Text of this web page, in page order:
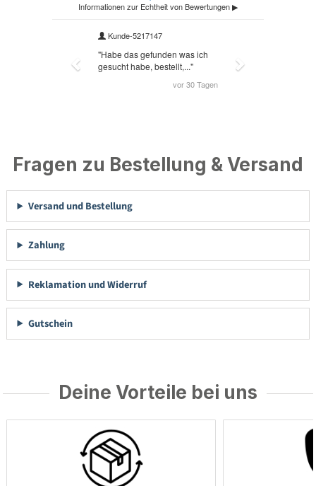
Fragen zu Bestellung & Versand
Versand und Bestellung
Zahlung
Reklamation und Widerruf
Gutschein
Deine Vorteile bei uns